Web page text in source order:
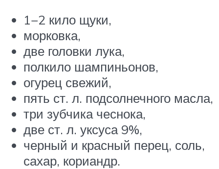
1−2 кило щуки,
морковка,
две головки лука,
полкило шампиньонов,
огурец свежий,
пять ст. л. подсолнечного масла,
три зубчика чеснока,
две ст. л. уксуса 9%,
черный и красный перец, соль,
сахар, кориандр.